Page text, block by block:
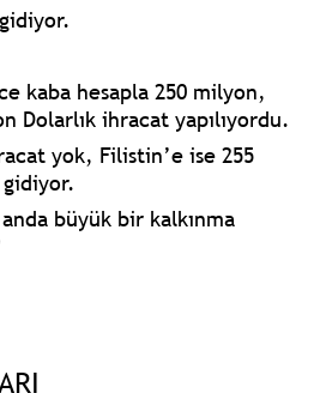
gidiyor.
kaba hesapla 250 milyon,
Dolarlık ihracat yapılıyordu.
yok, Filistin’e ise 255
büyük bir kalkınma